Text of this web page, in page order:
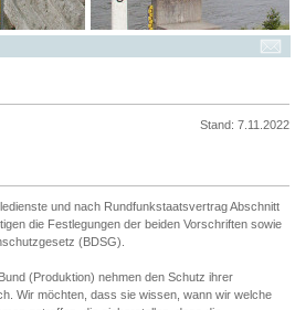
Stand: 7.11.2022
und nach Rundfunkstaatsvertrag Abschnitt
die Festlegungen der beiden Vorschriften sowie
(BDSG).
(Produktion) nehmen den Schutz ihrer
Wir möchten, dass sie wissen, wann wir welche